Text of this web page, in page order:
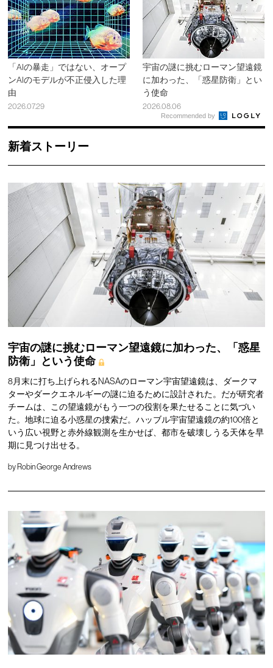
「AIの暴走」ではない、オープ
ンAIのモデルが不正侵入した理
由
2026.07.29
宇宙の謎に挑むローマン望遠鏡
に加わった、「惑星防衛」とい
う使命
2026.08.06
Recommended by
新着ストーリー
宇宙の謎に挑むローマン望遠鏡に加わった、「惑星
防衛」という使命
8月末に打ち上げられるNASAのローマン宇宙望遠鏡は、ダークマ
ターやダークエネルギーの謎に迫るために設計された。だが研究者
チームは、この望遠鏡がもう一つの役割を果たせることに気づい
た。地球に迫る小惑星の捜索だ。ハッブル宇宙望遠鏡の約100倍と
いう広い視野と赤外線観測を生かせば、都市を破壊しうる天体を早
期に見つけ出せる。
byRobin George Andrews